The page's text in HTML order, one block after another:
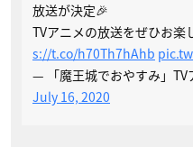
放送が決定🎉
TVアニメの放送をぜひお楽
s://t.co/h70Th7hAhb
— 「魔王城でおやすみ」
July 16, 2020